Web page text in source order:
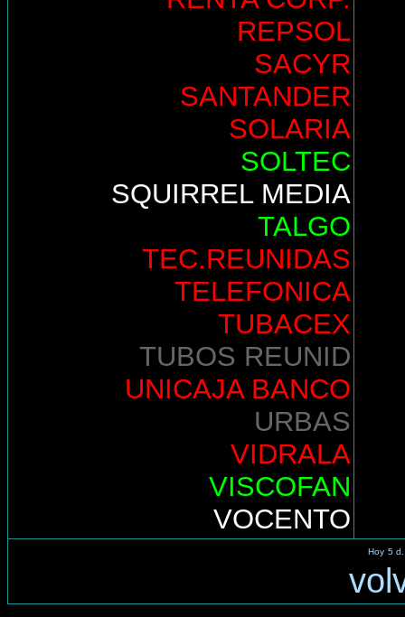
REPSOL
SACYR
SANTANDER
SOLARIA
SOLTEC
SQUIRREL MEDIA
TALGO
TEC.REUNIDAS
TELEFONICA
TUBACEX
TUBOS REUNID
UNICAJA BANCO
URBAS
VIDRALA
VISCOFAN
VOCENTO
Hoy 5 d.